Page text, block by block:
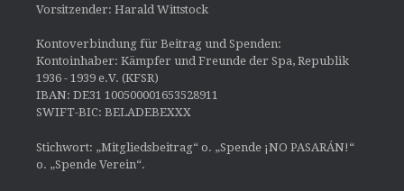
Vorsitzender: Harald Wittstock
Kontoverbindung für Beitrag und Spenden:
Kontoinhaber: Kämpfer und Freunde der Spa, Republik
1936 - 1939 e.V. (KFSR)
IBAN: DE31 100500001653528911
SWIFT-BIC: BELADEBEXXX
Stichwort: „Mitgliedsbeitrag“ o. „Spende ¡NO PASARÁN!“
o. „Spende Verein“.